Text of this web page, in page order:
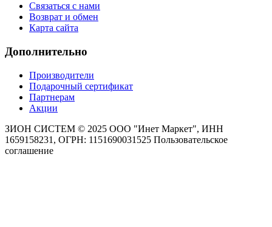
Связаться с нами
Возврат и обмен
Карта сайта
Дополнительно
Производители
Подарочный сертификат
Партнерам
Акции
ЗИОН СИСТЕМ © 2025 ООО "Инет Маркет", ИНН
1659158231, ОГРН: 1151690031525 Пользовательское
соглашение